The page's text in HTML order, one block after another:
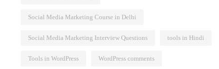
Social Media Marketing Course in Delhi
Social Media Marketing Interview Questions tools in Hindi
Tools in WordPress WordPress comments